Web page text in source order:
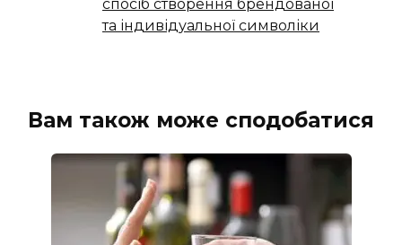
спосіб створення брендованої
та індивідуальної символіки
Вам також може сподобатися